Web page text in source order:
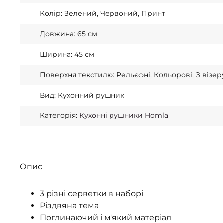
Колір: Зелений, Червоний, Принт
Довжина: 65 см
Ширина: 45 см
Поверхня текстилю: Рельєфні, Кольорові, З
Вид: Кухонний рушник
Категорія: Кухонні рушники Homla
Опис
3 різні серветки в наборі
Різдвяна тема
Поглинаючий і м'який матеріал